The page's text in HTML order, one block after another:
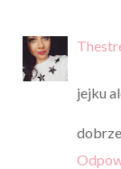
jejku